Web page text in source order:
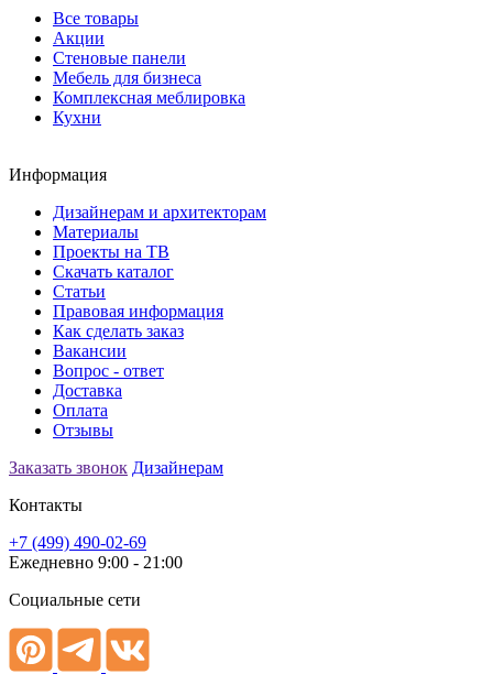
Все товары
Акции
Стеновые панели
Мебель для бизнеса
Комплексная меблировка
Кухни
Информация
Дизайнерам и архитекторам
Материалы
Проекты на ТВ
Скачать каталог
Статьи
Правовая информация
Как сделать заказ
Вакансии
Вопрос - ответ
Доставка
Оплата
Отзывы
Заказать звонок Дизайнерам
Контакты
+7 (499) 490-02-69
Ежедневно 9:00 - 21:00
Социальные сети